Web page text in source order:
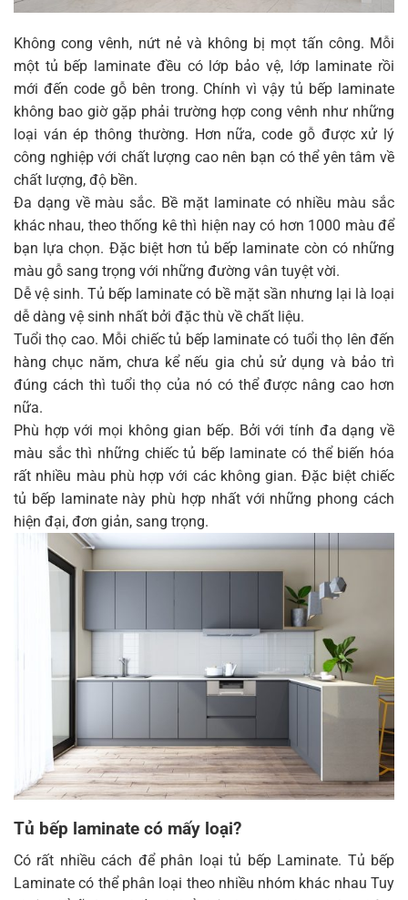
Không cong vênh, nứt nẻ và không bị mọt tấn công. Mỗi
một tủ bếp laminate đều có lớp bảo vệ, lớp laminate rồi
mới đến code gỗ bên trong. Chính vì vậy tủ bếp laminate
không bao giờ gặp phải trường hợp cong vênh như những
loại ván ép thông thường. Hơn nữa, code gỗ được xử lý
công nghiệp với chất lượng cao nên bạn có thể yên tâm về
chất lượng, độ bền.
Đa dạng về màu sắc. Bề mặt laminate có nhiều màu sắc
khác nhau, theo thống kê thì hiện nay có hơn 1000 màu để
bạn lựa chọn. Đặc biệt hơn tủ bếp laminate còn có những
màu gỗ sang trọng với những đường vân tuyệt vời.
Dễ vệ sinh. Tủ bếp laminate có bề mặt sần nhưng lại là loại
dễ dàng vệ sinh nhất bởi đặc thù về chất liệu.
Tuổi thọ cao. Mỗi chiếc tủ bếp laminate có tuổi thọ lên đến
hàng chục năm, chưa kể nếu gia chủ sử dụng và bảo trì
đúng cách thì tuổi thọ của nó có thể được nâng cao hơn
nữa.
Phù hợp với mọi không gian bếp. Bởi với tính đa dạng về
màu sắc thì những chiếc tủ bếp laminate có thể biến hóa
rất nhiều màu phù hợp với các không gian. Đặc biệt chiếc
tủ bếp laminate này phù hợp nhất với những phong cách
hiện đại, đơn giản, sang trọng.
Tủ bếp laminate có mấy loại?
Có rất nhiều cách để phân loại tủ bếp Laminate. Tủ bếp
Laminate có thể phân loại theo nhiều nhóm khác nhau Tuy